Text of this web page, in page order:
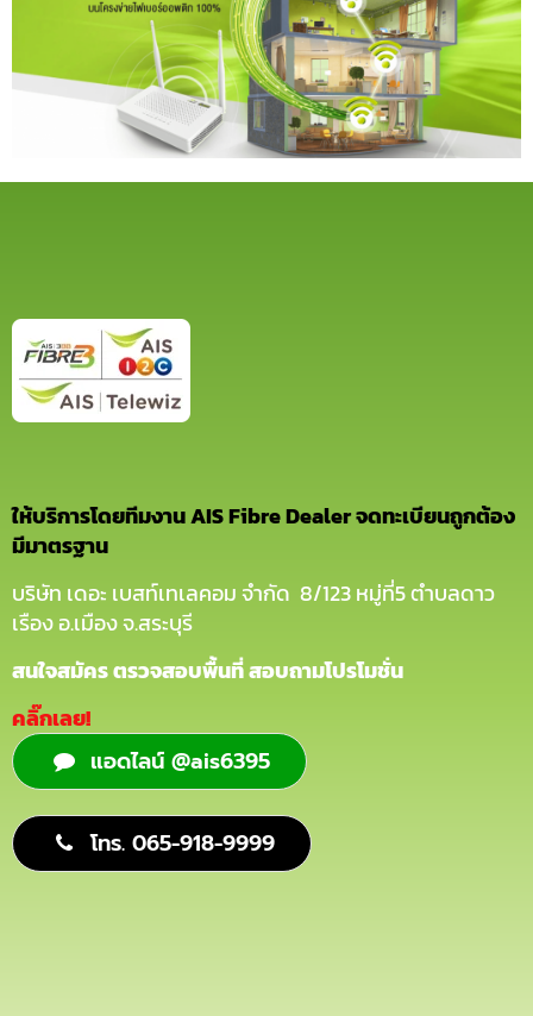
ให้บริการโดยทีมงาน AIS Fibre Dealer จดทะเบียนถูกต้อง
มีมาตรฐาน
บริษัท เดอะ เบสท์เทเลคอม จำกัด 8/123 หมู่ที่5 ตำบลดาว
เรือง อ.เมือง จ.สระบุรี
สนใจสมัคร ตรวจสอบพื้นที่ สอบถามโปรโมชั่น
คลิ๊กเลย!
แอดไลน์ @ais6395
โทร. 065-918-9999